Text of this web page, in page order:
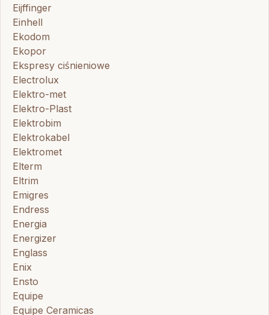
Eijffinger
Einhell
Ekodom
Ekopor
Ekspresy ciśnieniowe
Electrolux
Elektro-met
Elektro-Plast
Elektrobim
Elektrokabel
Elektromet
Elterm
Eltrim
Emigres
Endress
Energia
Energizer
Englass
Enix
Ensto
Equipe
Equipe Ceramicas